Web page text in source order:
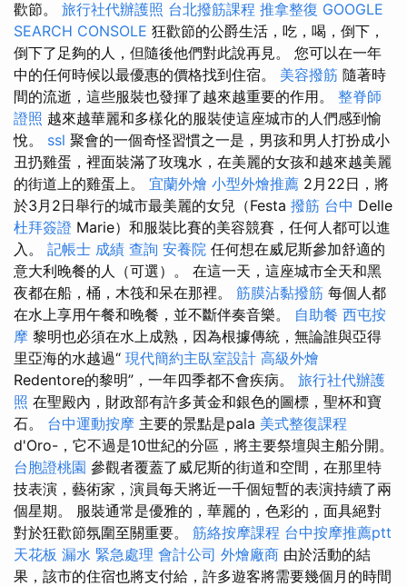
歡節。 旅行社代辦護照 台北撥筋課程 推拿整復 GOOGLE
SEARCH CONSOLE 狂歡節的公爵生活，吃，喝，倒下，
倒下了足夠的人，但隨後他們對此說再見。 您可以在一年
中的任何時候以最優惠的價格找到住宿。 美容撥筋 隨著時
間的流逝，這些服裝也發揮了越來越重要的作用。 整脊師
證照 越來越華麗和多樣化的服裝使這座城市的人們感到愉
悅。 ssl 聚會的一個奇怪習慣之一是，男孩和男人打扮成小
丑扔雞蛋，裡面裝滿了玫瑰水，在美麗的女孩和越來越美麗
的街道上的雞蛋上。 宜蘭外燴 小型外燴推薦 2月22日，將
於3月2日舉行的城市最美麗的女兒（Festa 撥筋 台中 Delle
杜拜簽證 Marie）和服裝比賽的美容競賽，任何人都可以進
入。 記帳士 成績 查詢 安養院 任何想在威尼斯參加舒適的
意大利晚餐的人（可選）。 在這一天，這座城市全天和黑
夜都在船，桶，木筏和呆在那裡。 筋膜沾黏撥筋 每個人都
在水上享用午餐和晚餐，並不斷伴奏音樂。 自助餐 西屯按
摩 黎明也必須在水上成熟，因為根據傳統，無論誰與亞得
里亞海的水越過“ 現代簡約主臥室設計 高級外燴
Redentore的黎明”，一年四季都不會疾病。 旅行社代辦護
照 在聖殿內，財政部有許多黃金和銀色的圖標，聖杯和寶
石。 台中運動按摩 主要的景點是pala 美式整復課程
d'Oro-，它不過是10世紀的分區，將主要祭壇與主船分開。
台胞證桃園 參觀者覆蓋了威尼斯的街道和空間，在那里特
技表演，藝術家，演員每天將近一千個短暫的表演持續了兩
個星期。 服裝通常是優雅的，華麗的，色彩的，面具絕對
對於狂歡節氛圍至關重要。 筋絡按摩課程 台中按摩推薦ptt
天花板 漏水 緊急處理 會計公司 外燴廠商 由於活動的結
果，該市的住宿也將支付給，許多遊客將需要幾個月的時間